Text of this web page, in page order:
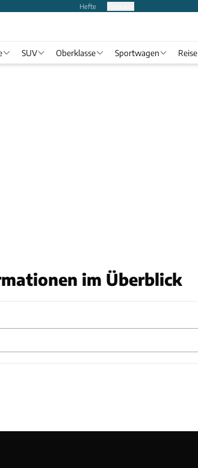
Hefte
SUV Oberklasse Sportwagen Reise
im Überblick